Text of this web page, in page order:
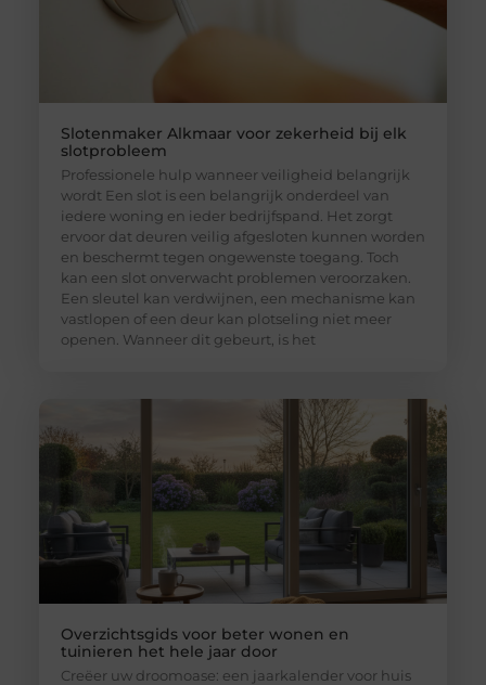
Slotenmaker Alkmaar voor zekerheid bij elk
slotprobleem
Professionele hulp wanneer veiligheid belangrijk
wordt Een slot is een belangrijk onderdeel van
iedere woning en ieder bedrijfspand. Het zorgt
ervoor dat deuren veilig afgesloten kunnen worden
en beschermt tegen ongewenste toegang. Toch
kan een slot onverwacht problemen veroorzaken.
Een sleutel kan verdwijnen, een mechanisme kan
vastlopen of een deur kan plotseling niet meer
openen. Wanneer dit gebeurt, is het
Overzichtsgids voor beter wonen en
tuinieren het hele jaar door
Creëer uw droomoase: een jaarkalender voor huis